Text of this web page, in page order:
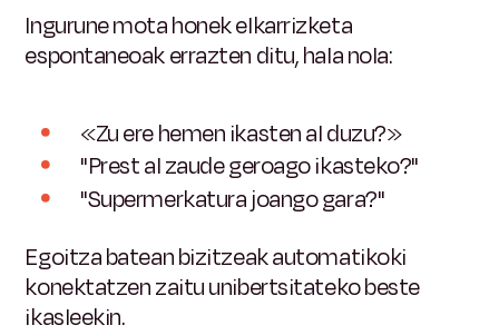
Ingurune mota honek elkarrizketa
espontaneoak errazten ditu, hala nola:
«Zu ere hemen ikasten al duzu?»
"Prest al zaude geroago ikasteko?"
"Supermerkatura joango gara?"
Egoitza batean bizitzeak automatikoki
konektatzen zaitu unibertsitateko beste
ikasleekin.